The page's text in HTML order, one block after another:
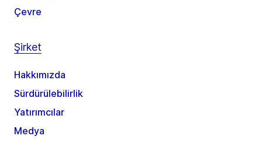
Çevre
Şirket
Hakkımızda
Sürdürülebilirlik
Yatırımcılar
Medya